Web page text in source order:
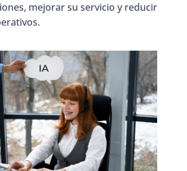
mejorar su servicio y reducir